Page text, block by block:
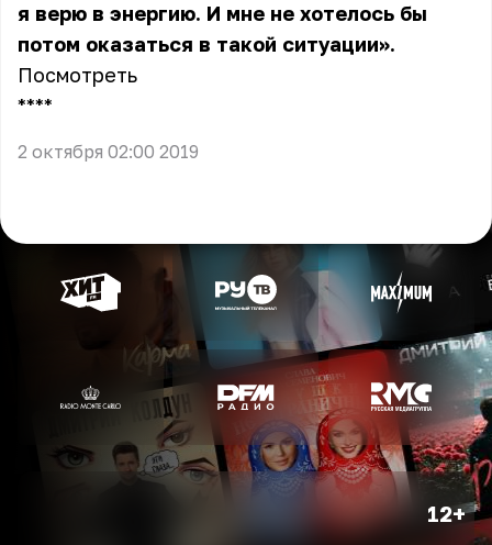
я верю в энергию. И мне не хотелось бы
потом оказаться в такой ситуации».
Посмотреть
** **
2 октября 02:00 2019
12+